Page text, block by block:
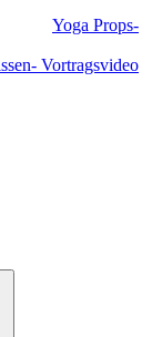
Yoga Props-
Vortragsvideo